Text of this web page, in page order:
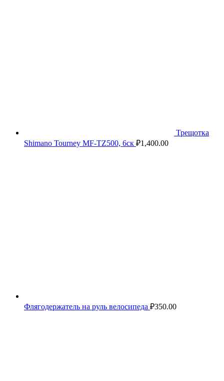
Трещотка
Shimano Tourney MF-TZ500, 6ск ₽1,400.00
Флягодержатель на руль велосипеда ₽350.00